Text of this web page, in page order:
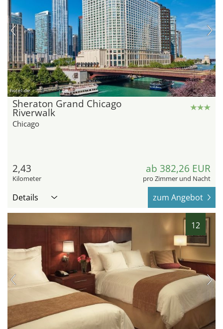
hotel.de
Sheraton Grand Chicago
Riverwalk
Chicago
2,43
Kilometer
ab 382,26 EUR
pro Zimmer und Nacht
Details zum Angebot
12